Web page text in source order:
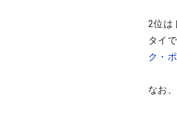
2位は
タイで
ク・
なお